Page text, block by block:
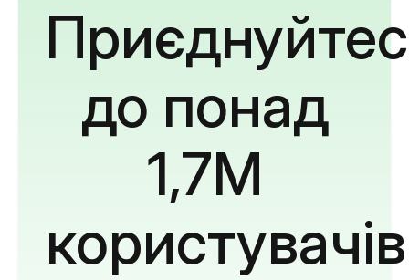
до понад
1,7M
користувачів